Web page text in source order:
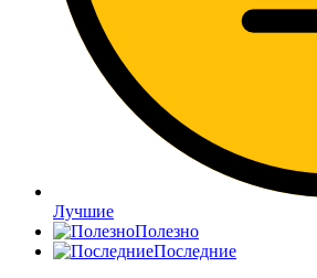
Лучшие
Полезно
Последние